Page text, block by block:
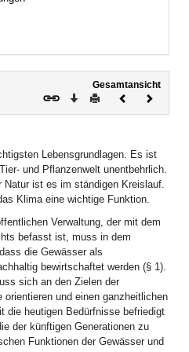
Gesamtansicht
Download
DruckenVorheriges
Lebensgrundlagen. Es ist
und Pflanzenwelt unentbehrlich.
Natur ist es im ständigen Kreislauf.
Klima eine wichtige Funktion.
Verwaltung, der mit dem
befasst ist, muss in dem
die Gewässer als
bewirtschaftet werden (§ 1).
sich an den Zielen der
orientieren und einen ganzheitlichen
die heutigen Bedürfnisse befriedigt
der künftigen Generationen zu
Funktionen der Gewässer und